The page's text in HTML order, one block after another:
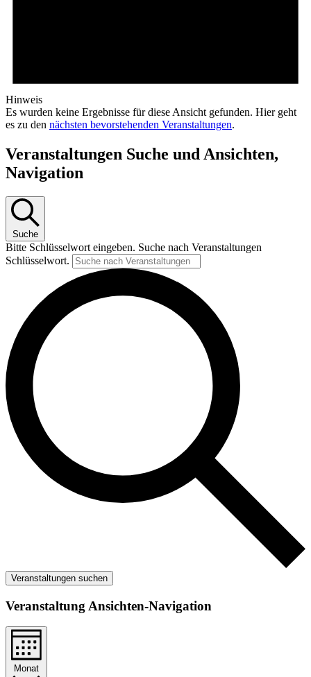
Hinweis
Es wurden keine Ergebnisse für diese Ansicht gefunden. Hier geht
es zu den nächsten bevorstehenden Veranstaltungen.
Veranstaltungen Suche und Ansichten,
Navigation
Suche
Bitte Schlüsselwort eingeben. Suche nach Veranstaltungen
Schlüsselwort.
Veranstaltungen suchen
Veranstaltung Ansichten-Navigation
Monat